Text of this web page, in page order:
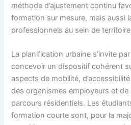
méthode d’ajustement continu
formation sur mesure, mais aussi
professionnels au sein de
La planification urbaine s’invite
concevoir un dispositif cohérent
aspects de mobilité,
des organismes employeurs et
parcours résidentiels. Les
formation courte sont, pour la